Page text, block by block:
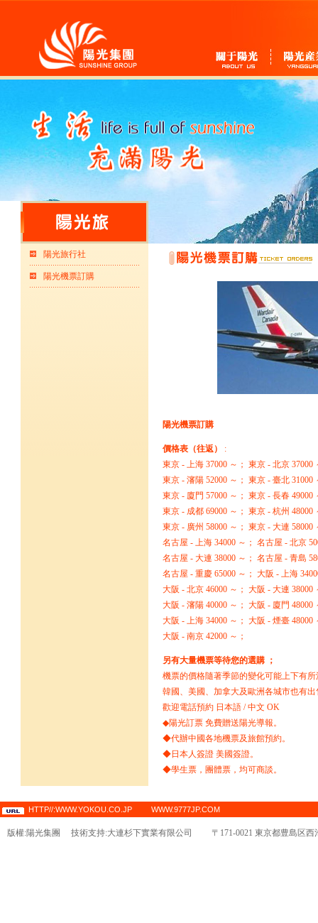
陽光旅行社
陽光機票訂購
陽光機票訂購
價格表（往返） :
東京 - 上海 37000 ～； 東京 - 北京 37000
東京 - 瀋陽 52000 ～； 東京 - 臺北 31000
東京 - 廈門 57000 ～； 東京 - 長春 49000
東京 - 成都 69000 ～； 東京 - 杭州 48000
東京 - 廣州 58000 ～； 東京 - 大連 58000
名古屋 - 上海 34000 ～； 名古屋 - 北京
名古屋 - 大連 38000 ～； 名古屋 - 青島
名古屋 - 重慶 65000 ～； 大阪 - 上海
大阪 - 北京 46000 ～； 大阪 - 大連 38000
大阪 - 瀋陽 40000 ～； 大阪 - 廈門 48000
大阪 - 上海 34000 ～； 大阪 - 煙臺 48000
大阪 - 南京 42000 ～；
另有大量機票等待您的選購 ；
機票的價格隨著季節的變化可能上下有
韓國、美國、加拿大及歐洲各城市也有出
歡迎電話預約 日本語 / 中文 OK
◆陽光訂票 免費贈送陽光導報。
◆代辦中國各地機票及旅館預約。
◆日本人簽證 美國簽證。
◆學生票，團體票，均可商談。
HTTP//:WWW.YOKOU.CO.JP WWW.9777JP.COM
版權:陽光集團 技術支持:大連杉下實業有限公司 〒171-0021 東京都豊島区西